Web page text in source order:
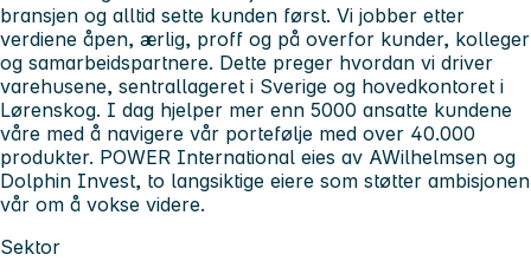
bransjen og alltid sette kunden først. Vi jobber etter
verdiene åpen, ærlig, proff og på overfor kunder, kolleger
og samarbeidspartnere. Dette preger hvordan vi driver
varehusene, sentrallageret i Sverige og hovedkontoret i
Lørenskog. I dag hjelper mer enn 5000 ansatte kundene
våre med å navigere vår portefølje med over 40.000
produkter. POWER International eies av AWilhelmsen og
Dolphin Invest, to langsiktige eiere som støtter ambisjonen
vår om å vokse videre.
Sektor